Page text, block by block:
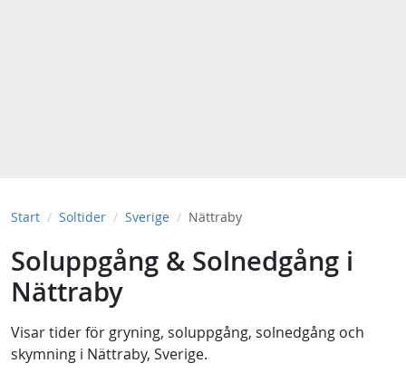
Start Soltider Sverige Nättraby
Soluppgång & Solnedgång i
Nättraby
Visar tider för gryning, soluppgång, solnedgång och
skymning i Nättraby, Sverige.